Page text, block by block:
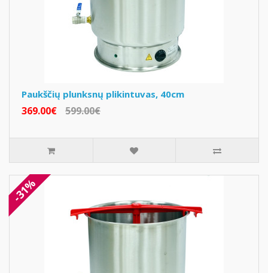
Paukščių plunksnų plikintuvas, 40cm
369.00€ 599.00€
-31%